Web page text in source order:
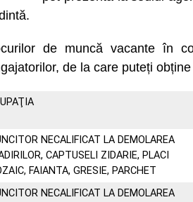
de muncă vacante în
de la care puteți
NECALIFICAT LA DEMOLAREA
CAPTUSELI ZIDARIE, PLACI
FAIANTA, GRESIE, PARCHET
NECALIFICAT LA DEMOLAREA